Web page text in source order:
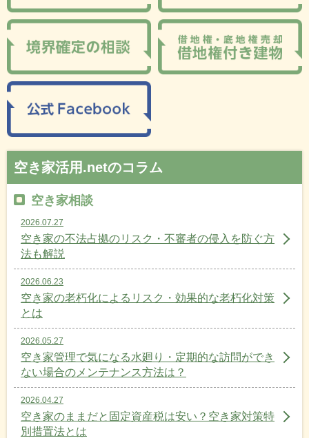
空き家活用.netのコラム
空き家相談
2026.07.27
空き家の不法占拠のリスク・不審者の侵入を防ぐ方
法も解説
2026.06.23
空き家の老朽化によるリスク・効果的な老朽化対策
とは
2026.05.27
空き家管理で気になる水廻り・定期的な訪問ができ
ない場合のメンテナンス方法は？
2026.04.27
空き家のままだと固定資産税は安い？空き家対策特
別措置法とは